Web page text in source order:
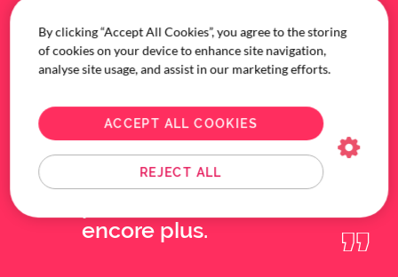
réservation ont
grandement diminué.
maintenant une
visibilité globale de
nos dépenses de
voyage, ce qui nous
encore plus.
By clicking “Accept All Cookies”, you agree to the storing
of cookies on your device to enhance site navigation,
analyse site usage, and assist in our marketing efforts.
REJECT ALL
ACCEPT ALL COOKIES